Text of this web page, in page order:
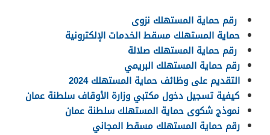
رقم حماية المستهلك نزوى
حماية المستهلك مسقط الخدمات الإلكترونية
رقم حماية المستهلك صلالة
رقم حماية المستهلك البريمي
التقديم على وظائف حماية المستهلك 2024
كيفية تسجيل دخول مكتبي وزارة الأوقاف سلطنة عمان
نموذج شكوى حماية المستهلك سلطنة عمان
رقم حماية المستهلك مسقط المجاني